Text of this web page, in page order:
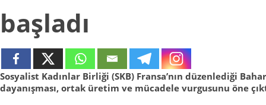
başladı
Sosyalist Kadınlar Birliği (SKB) Fransa’nın düzenlediği
dayanışması, ortak üretim ve mücadele vurgusunu öne